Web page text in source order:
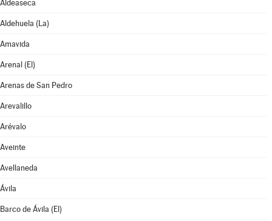
Aldeaseca
Aldehuela (La)
Amavida
Arenal (El)
Arenas de San Pedro
Arevalillo
Arévalo
Aveinte
Avellaneda
Ávila
Barco de Ávila (El)